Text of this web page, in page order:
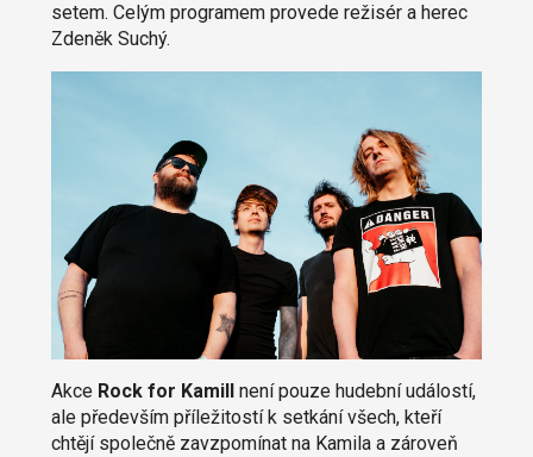
setem. Celým programem provede režisér a herec
Zdeněk Suchý.
Akce Rock for Kamill
není pouze hudební událostí,
ale především příležitostí k setkání všech, kteří
chtějí společně zavzpomínat na Kamila a zároveň